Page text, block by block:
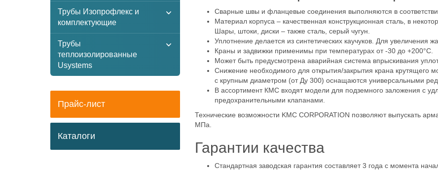
Трубы Изопрофлекс и
комплектующие
Трубы
теплоизолированные
Usystems
Прайс-лист
Каталоги
Сварные швы и фланцевые соединения выполняются в
Материал корпуса – качественная конструкционная сталь, в
Шары, штоки, диски – также сталь, серый чугун.
Уплотнение делается из синтетических каучуков. Для увеличения
Краны и задвижки применимы при температурах от -30 до +200°C.
Может быть предусмотрена аварийная система впрыскивания
Снижение необходимого для открытия/закрытия крана крутящего
с крупным диаметром (от Ду 300) оснащаются универсальными
В ассортимент КМС входят модели для подземного заложения с
предохранительными клапанами.
Технические возможности KMC CORPORATION позволяют выпускать
МПа.
Гарантии качества
Стандартная заводская гарантия составляет 3 года с момента